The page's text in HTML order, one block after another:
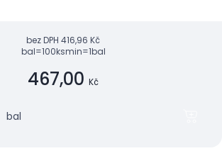
bez DPH 416,96 Kč
bal=100ksmin=1bal
467,00 Kč
bal